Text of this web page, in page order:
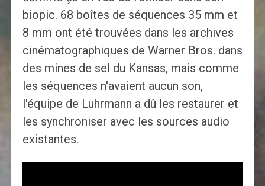
biopic. 68 boîtes de séquences 35 mm et
8 mm ont été trouvées dans les archives
cinématographiques de Warner Bros. dans
des mines de sel du Kansas, mais comme
les séquences n'avaient aucun son,
l'équipe de Luhrmann a dû les restaurer et
les synchroniser avec les sources audio
existantes.